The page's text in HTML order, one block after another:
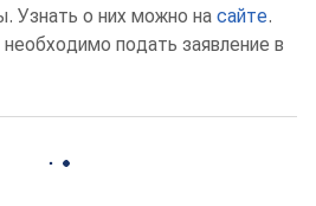
Узнать о них можно на сайте.
необходимо подать заявление в